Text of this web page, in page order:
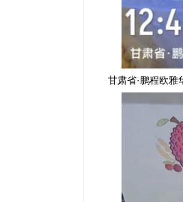
甘肃省·鹏程欧雅